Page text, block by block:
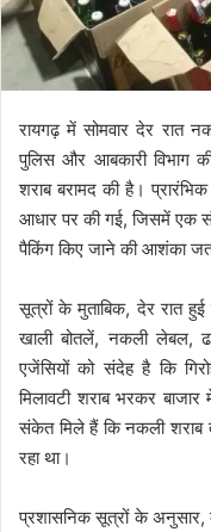
रायगढ़ में सोमवार देर रात
पुलिस और आबकारी विभाग
शराब बरामद की है।
आधार पर की गई, जिसमें एक
पैकिंग किए जाने की आशंका
सूत्रों के मुताबिक, देर रात हुई
खाली बोतलें, नकली लेबल,
एजेंसियों को संदेह है कि
मिलावटी शराब भरकर
संकेत मिले हैं कि नकली शराब
रहा था।
प्रशासनिक सूत्रों के अनुसार,